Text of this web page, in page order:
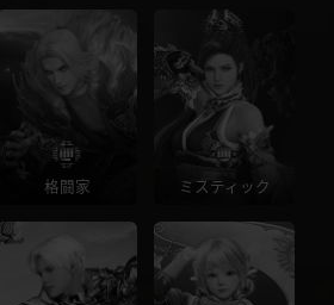
格闘家 ミスティック